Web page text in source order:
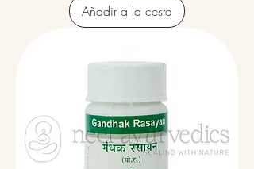
Añadir a la cesta